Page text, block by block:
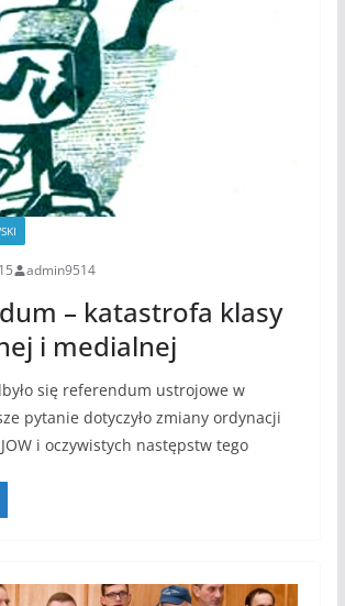
admin9514
– katastrofa klasy
i medialnej
się referendum ustrojowe w
pytanie dotyczyło zmiany ordynacji
i oczywistych następstw tego